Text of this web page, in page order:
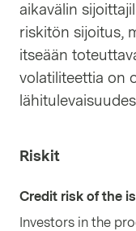
aikavälin
riskitön sijoitus,
itseään
volatiliteettia on
Riskit
Credit risk of the
Investors in the